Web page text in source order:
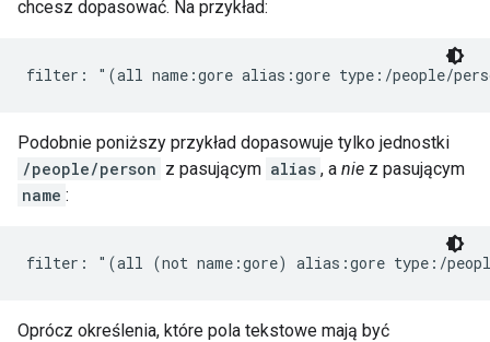
chcesz dopasować. Na przykład:
filter: "(all name:gore alias:gore type:/people/
Podobnie poniższy przykład dopasowuje tylko jednostki
/people/person z pasującym alias , a nie z pasującym
name :
filter: "(all (not name:gore) alias:gore type:/
Oprócz określenia, które pola tekstowe mają być